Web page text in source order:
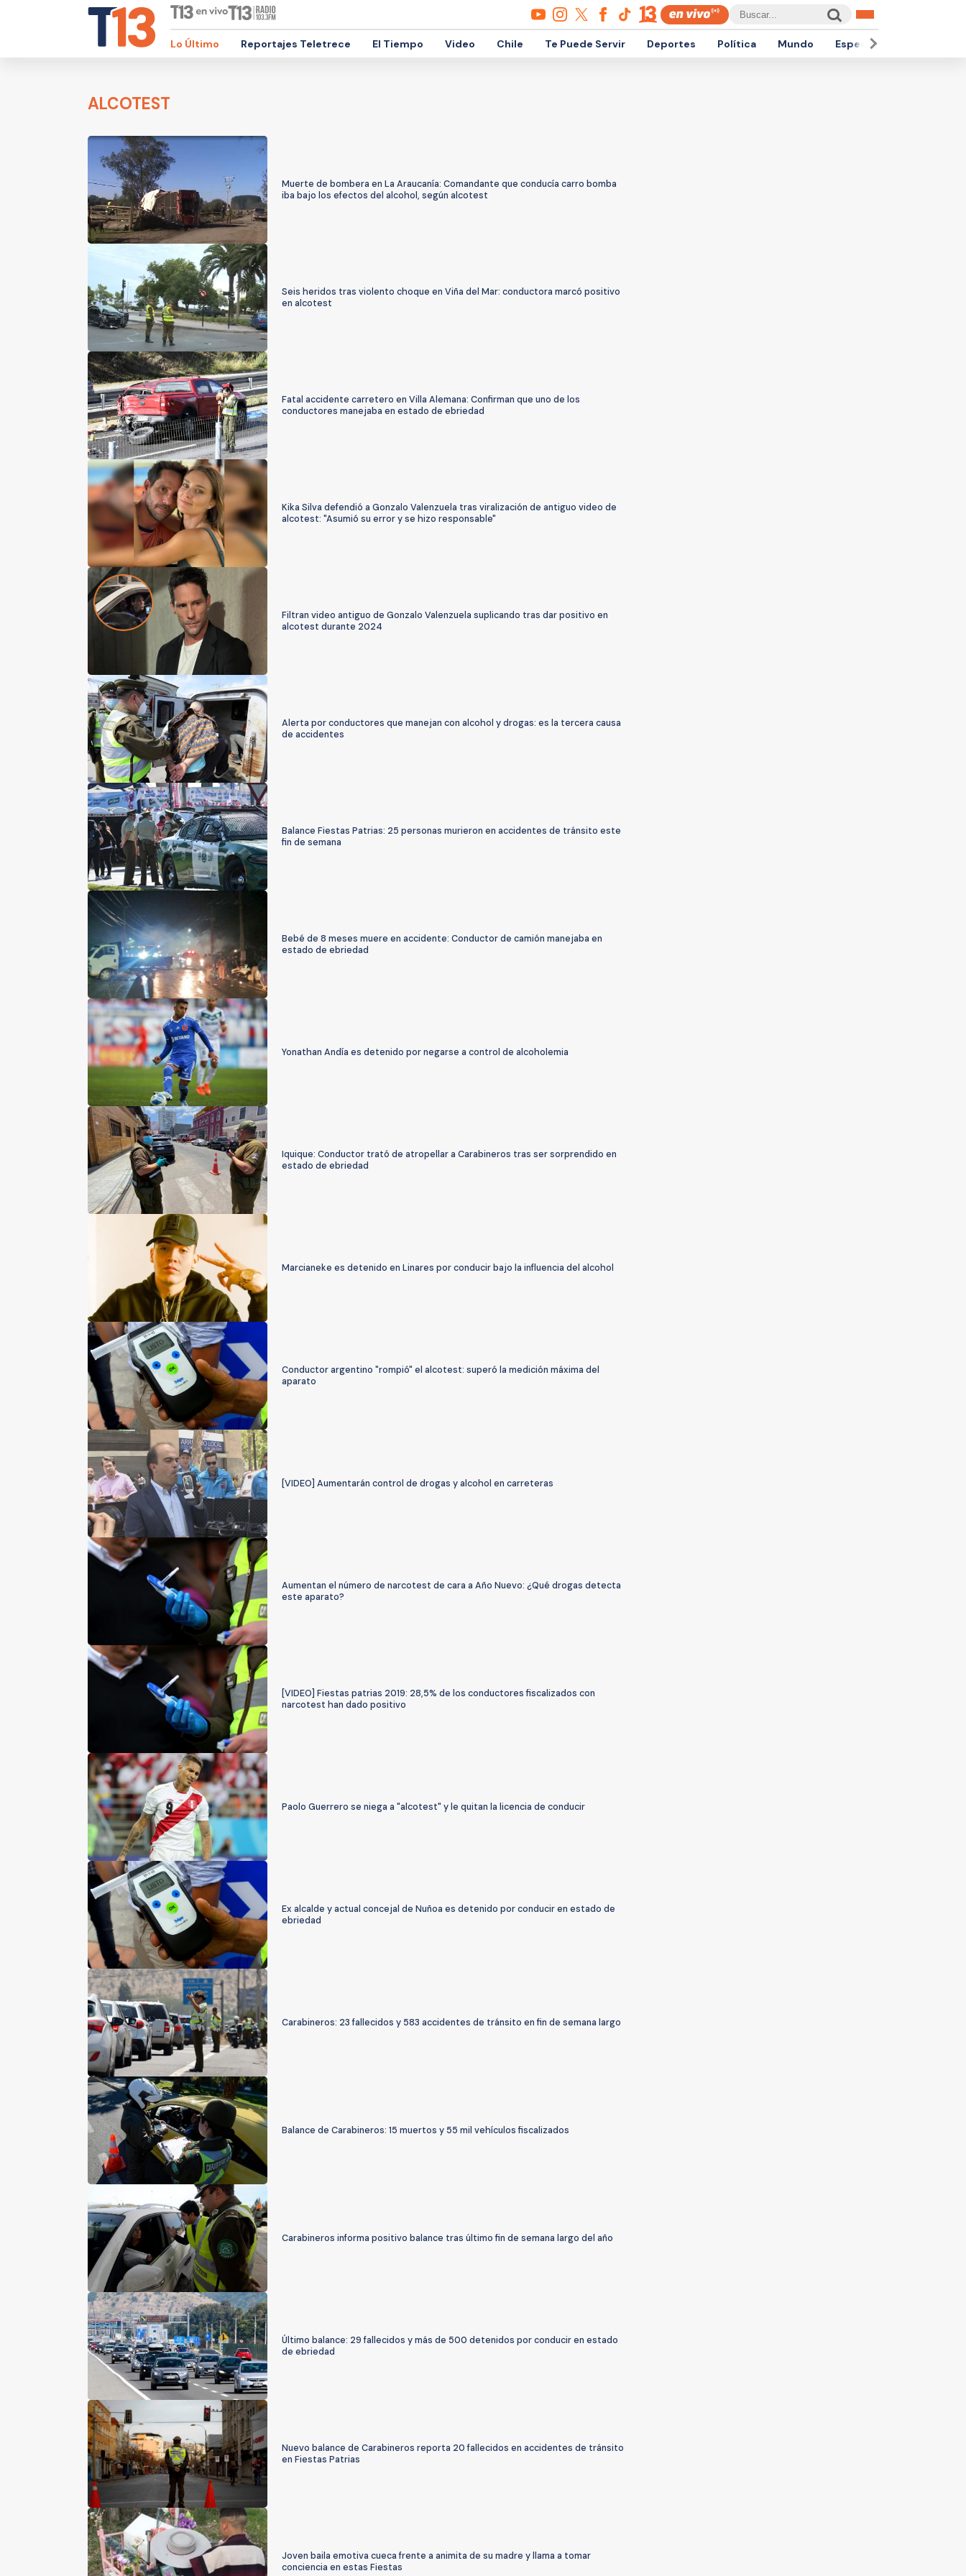
Lo Último Reportajes Teletrece El Tiempo Video Chile Te Puede Servir Deportes Política Mundo Espectáculos
ALCOTEST
Muerte de bombera en La Araucanía: Comandante que conducía carro bomba
iba bajo los efectos del alcohol, según alcotest
Seis heridos tras violento choque en Viña del Mar: conductora marcó positivo
en alcotest
Fatal accidente carretero en Villa Alemana: Confirman que uno de los
conductores manejaba en estado de ebriedad
Kika Silva defendió a Gonzalo Valenzuela tras viralización de antiguo video de
alcotest: "Asumió su error y se hizo responsable"
Filtran video antiguo de Gonzalo Valenzuela suplicando tras dar positivo en
alcotest durante 2024
Alerta por conductores que manejan con alcohol y drogas: es la tercera causa
de accidentes
Balance Fiestas Patrias: 25 personas murieron en accidentes de tránsito este
fin de semana
Bebé de 8 meses muere en accidente: Conductor de camión manejaba en
estado de ebriedad
Yonathan Andía es detenido por negarse a control de alcoholemia
Iquique: Conductor trató de atropellar a Carabineros tras ser sorprendido en
estado de ebriedad
Marcianeke es detenido en Linares por conducir bajo la influencia del alcohol
Conductor argentino "rompió" el alcotest: superó la medición máxima del
aparato
[VIDEO] Aumentarán control de drogas y alcohol en carreteras
Aumentan el número de narcotest de cara a Año Nuevo: ¿Qué drogas detecta
este aparato?
[VIDEO] Fiestas patrias 2019: 28,5% de los conductores fiscalizados con
narcotest han dado positivo
Paolo Guerrero se niega a "alcotest" y le quitan la licencia de conducir
Ex alcalde y actual concejal de Nuñoa es detenido por conducir en estado de
ebriedad
Carabineros: 23 fallecidos y 583 accidentes de tránsito en fin de semana largo
Balance de Carabineros: 15 muertos y 55 mil vehículos fiscalizados
Carabineros informa positivo balance tras último fin de semana largo del año
Último balance: 29 fallecidos y más de 500 detenidos por conducir en estado
de ebriedad
Nuevo balance de Carabineros reporta 20 fallecidos en accidentes de tránsito
en Fiestas Patrias
Joven baila emotiva cueca frente a animita de su madre y llama a tomar
conciencia en estas Fiestas